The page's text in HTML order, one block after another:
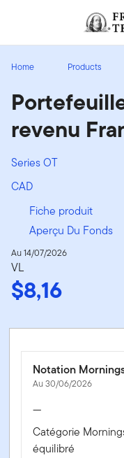
Header menu toggle
Ouverture de session
Home Products
revenu
Series OT
CAD
Fiche produit
Aperçu Du Fonds
Au 14/07/2026
VL
$8,16
Notation
Au 30/06/2026
—
Catégorie
équilibré